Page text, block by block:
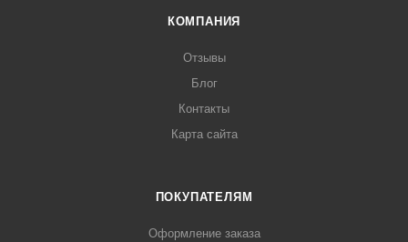
КОМПАНИЯ
Отзывы
Блог
Контакты
Карта сайта
ПОКУПАТЕЛЯМ
Оформление заказа